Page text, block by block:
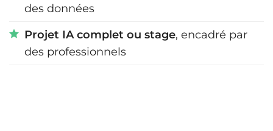
des données
Projet IA complet ou stage, encadré par
des professionnels